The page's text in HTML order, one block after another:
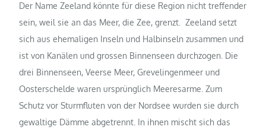
Der Name Zeeland könnte für diese Region nicht treffender
sein, weil sie an das Meer, die Zee, grenzt. Zeeland setzt
sich aus ehemaligen Inseln und Halbinseln zusammen und
ist von Kanälen und grossen Binnenseen durchzogen. Die
drei Binnenseen, Veerse Meer, Grevelingenmeer und
Oosterschelde waren ursprünglich Meeresarme. Zum
Schutz vor Sturmfluten von der Nordsee wurden sie durch
gewaltige Dämme abgetrennt. In ihnen mischt sich das